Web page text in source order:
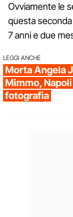
Ovviamente le
questa
7 anni e due
LEGGI ANCHE
Morta Angela
Mimmo,
fotografia